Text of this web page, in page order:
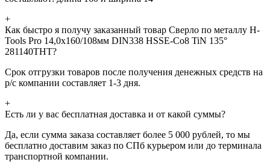
+
Как быстро я получу заказанный товар Сверло по металлу H-
Tools Pro 14,0x160/108мм DIN338 HSSE-Co8 TiN 135°
281140THT?
Срок отгрузки товаров после получения денежных средств на
р/с компании составляет 1-3 дня.
+
Есть ли у вас бесплатная доставка и от какой суммы?
Да, если сумма заказа составляет более 5 000 рублей, то мы
бесплатно доставим заказ по СПб курьером или до терминала
транспортной компании.